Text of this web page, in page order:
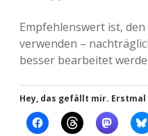
Emp­feh­lens­wert ist,
ver­wen­den –
besser bear­bei­tet
Hey, das gefällt mir.